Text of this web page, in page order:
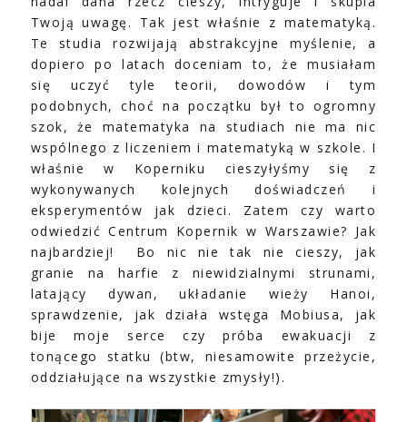
Twoją uwagę. Tak jest właśnie z matematyką.
Te studia rozwijają abstrakcyjne myślenie, a
dopiero po latach doceniam to, że musiałam
się uczyć tyle teorii, dowodów i tym
podobnych, choć na początku był to ogromny
szok, że matematyka na studiach nie ma nic
wspólnego z liczeniem i matematyką w szkole. I
właśnie w Koperniku cieszyłyśmy się z
wykonywanych kolejnych doświadczeń i
eksperymentów jak dzieci. Zatem czy warto
odwiedzić Centrum Kopernik w Warszawie? Jak
najbardziej! Bo nic nie tak nie cieszy, jak
granie na harfie z niewidzialnymi strunami,
latający dywan, układanie wieży Hanoi,
sprawdzenie, jak działa wstęga Mobiusa, jak
bije moje serce czy próba ewakuacji z
tonącego statku (btw, niesamowite przeżycie,
oddziałujące na wszystkie zmysły!).